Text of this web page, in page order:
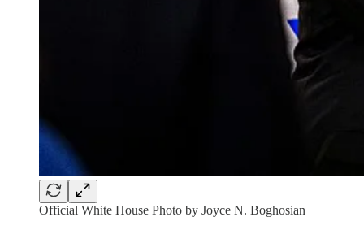
Official White House Photo by Joyce N. Boghosian